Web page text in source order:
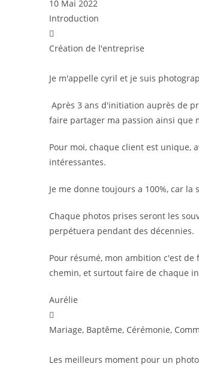
10 Mai 2022
Introduction
Création de l'entreprise
Je m'appelle cyril et je suis
Après 3 ans d'initiation auprès de
faire partager ma passion ainsi que
Pour moi, chaque client est unique,
intéressantes.
Je me donne toujours a 100%, car
Chaque photos prises seront les
perpétuera pendant des décennies.
Pour résumé, mon ambition c'est
chemin, et surtout faire de chaque
Aurélie
Mariage, Baptême, Cérémonie,
Les meilleurs moment pour un